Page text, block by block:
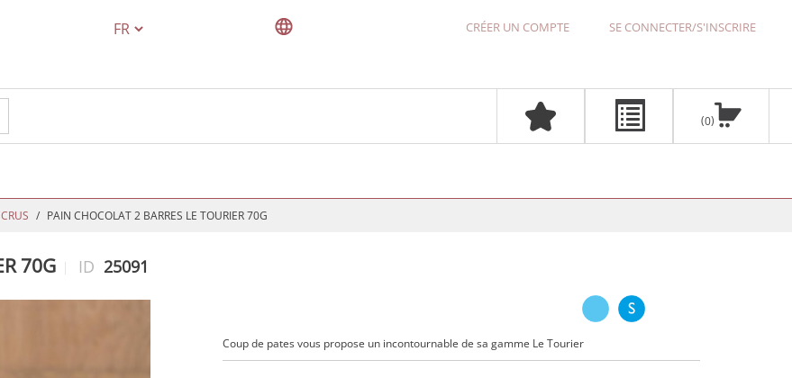
TEXT.LANGUAGE CRÉER UN COMPTE SE CONNECTER/S'INSCRIRE
0
PAIN CHOCOLAT 2 BARRES LE TOURIER 70G
70G ID 25091
Coup de pates vous propose un incontournable de sa gamme Le Tourier